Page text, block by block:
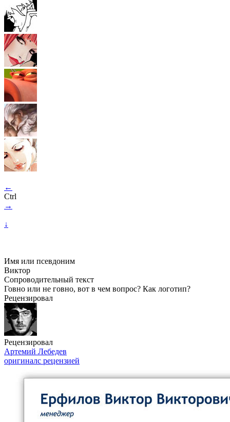
←
Ctrl
→
↓
Имя или псевдоним
Виктор
Сопроводительный текст
Говно или не говно, вот в чем вопрос? Как логотип?
Рецензировал
Рецензировал
Артемий Лебедев
оригиналс рецензией